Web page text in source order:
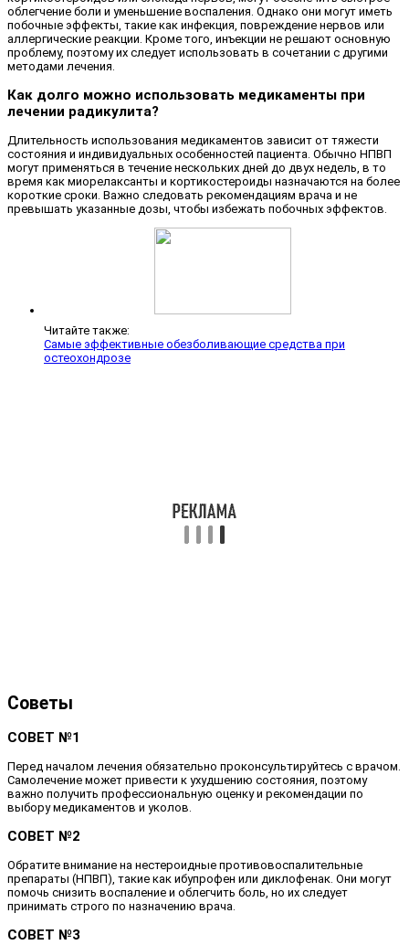
облегчение боли и уменьшение воспаления. Однако они могут иметь
побочные эффекты, такие как инфекция, повреждение нервов или
аллергические реакции. Кроме того, инъекции не решают основную
проблему, поэтому их следует использовать в сочетании с другими
методами лечения.
Как долго можно использовать медикаменты при
лечении радикулита?
Длительность использования медикаментов зависит от тяжести
состояния и индивидуальных особенностей пациента. Обычно НПВП
могут применяться в течение нескольких дней до двух недель, в то
время как миорелаксанты и кортикостероиды назначаются на более
короткие сроки. Важно следовать рекомендациям врача и не
превышать указанные дозы, чтобы избежать побочных эффектов.
Читайте также:
Самые эффективные обезболивающие средства при
остеохондрозе
Советы
СОВЕТ №1
Перед началом лечения обязательно проконсультируйтесь с врачом.
Самолечение может привести к ухудшению состояния, поэтому
важно получить профессиональную оценку и рекомендации по
выбору медикаментов и уколов.
СОВЕТ №2
Обратите внимание на нестероидные противовоспалительные
препараты (НПВП), такие как ибупрофен или диклофенак. Они могут
помочь снизить воспаление и облегчить боль, но их следует
принимать строго по назначению врача.
СОВЕТ №3